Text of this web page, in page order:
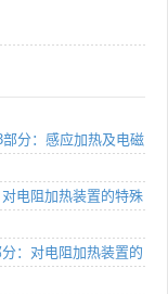
分：感应加热及电磁
电阻加热装置的特殊
：对电阻加热装置的